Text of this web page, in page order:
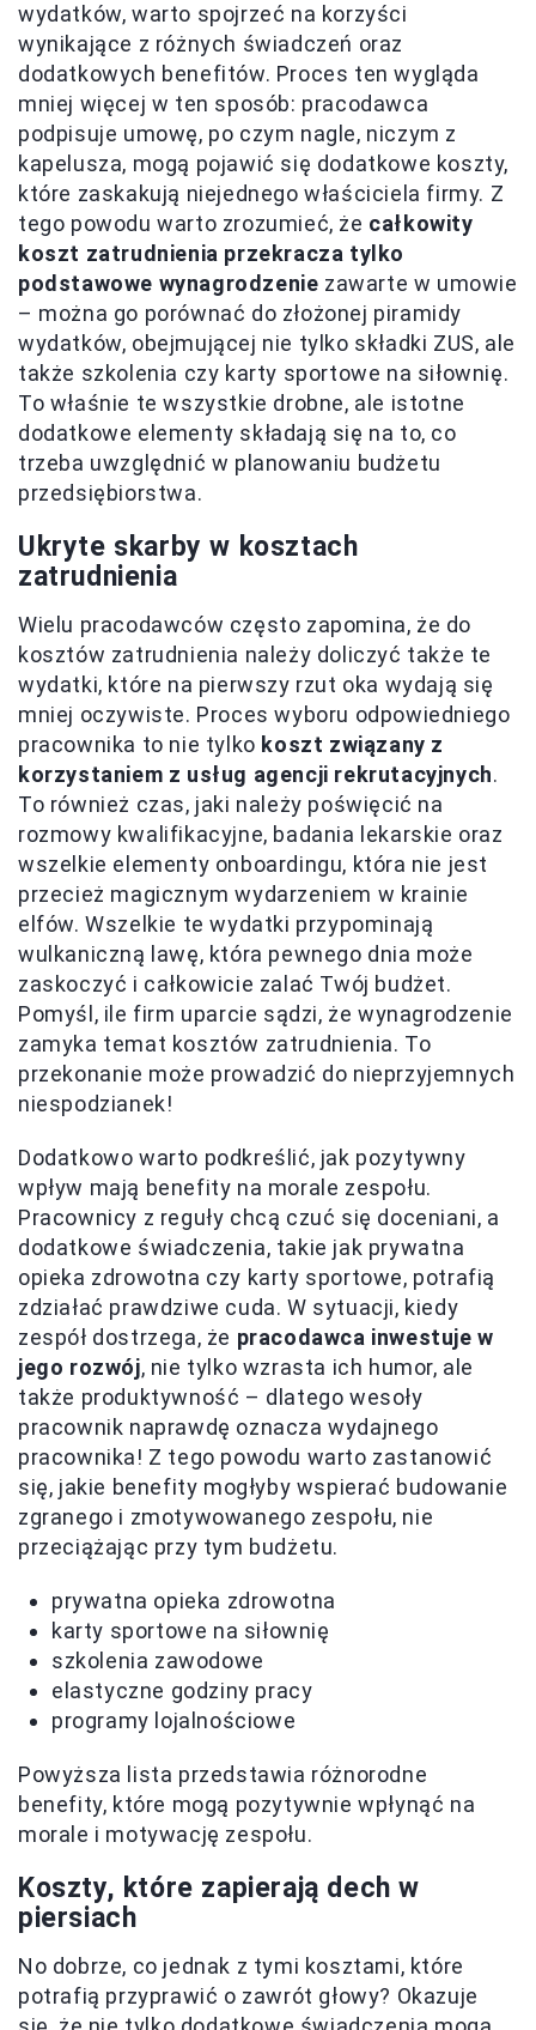
wydatków, warto spojrzeć na korzyści
wynikające z różnych świadczeń oraz
dodatkowych benefitów. Proces ten wygląda
mniej więcej w ten sposób: pracodawca
podpisuje umowę, po czym nagle, niczym z
kapelusza, mogą pojawić się dodatkowe koszty,
które zaskakują niejednego właściciela firmy. Z
tego powodu warto zrozumieć, że całkowity
koszt zatrudnienia przekracza tylko
podstawowe wynagrodzenie zawarte w umowie
– można go porównać do złożonej piramidy
wydatków, obejmującej nie tylko składki ZUS, ale
także szkolenia czy karty sportowe na siłownię.
To właśnie te wszystkie drobne, ale istotne
dodatkowe elementy składają się na to, co
trzeba uwzględnić w planowaniu budżetu
przedsiębiorstwa.
Ukryte skarby w kosztach
zatrudnienia
Wielu pracodawców często zapomina, że do
kosztów zatrudnienia należy doliczyć także te
wydatki, które na pierwszy rzut oka wydają się
mniej oczywiste. Proces wyboru odpowiedniego
pracownika to nie tylko koszt związany z
korzystaniem z usług agencji rekrutacyjnych.
To również czas, jaki należy poświęcić na
rozmowy kwalifikacyjne, badania lekarskie oraz
wszelkie elementy onboardingu, która nie jest
przecież magicznym wydarzeniem w krainie
elfów. Wszelkie te wydatki przypominają
wulkaniczną lawę, która pewnego dnia może
zaskoczyć i całkowicie zalać Twój budżet.
Pomyśl, ile firm uparcie sądzi, że wynagrodzenie
zamyka temat kosztów zatrudnienia. To
przekonanie może prowadzić do nieprzyjemnych
niespodzianek!
Dodatkowo warto podkreślić, jak pozytywny
wpływ mają benefity na morale zespołu.
Pracownicy z reguły chcą czuć się doceniani, a
dodatkowe świadczenia, takie jak prywatna
opieka zdrowotna czy karty sportowe, potrafią
zdziałać prawdziwe cuda. W sytuacji, kiedy
zespół dostrzega, że pracodawca inwestuje w
jego rozwój, nie tylko wzrasta ich humor, ale
także produktywność – dlatego wesoły
pracownik naprawdę oznacza wydajnego
pracownika! Z tego powodu warto zastanowić
się, jakie benefity mogłyby wspierać budowanie
zgranego i zmotywowanego zespołu, nie
przeciążając przy tym budżetu.
prywatna opieka zdrowotna
karty sportowe na siłownię
szkolenia zawodowe
elastyczne godziny pracy
programy lojalnościowe
Powyższa lista przedstawia różnorodne
benefity, które mogą pozytywnie wpłynąć na
morale i motywację zespołu.
Koszty, które zapierają dech w
piersiach
No dobrze, co jednak z tymi kosztami, które
potrafią przyprawić o zawrót głowy? Okazuje